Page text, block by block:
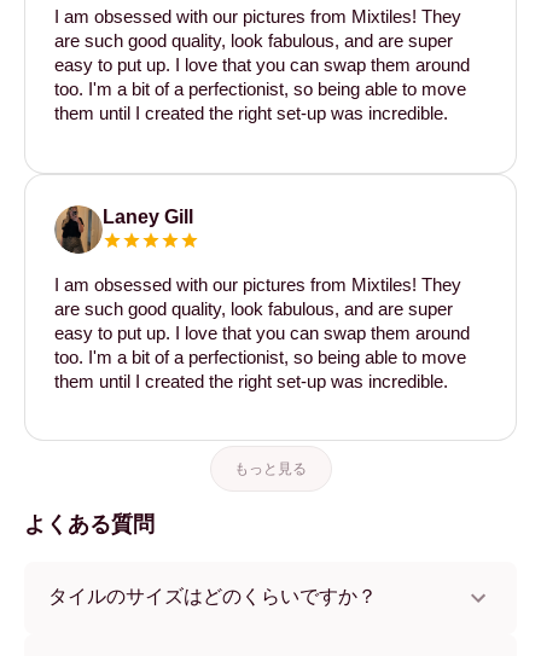
I am obsessed with our pictures from Mixtiles! They
are such good quality, look fabulous, and are super
easy to put up. I love that you can swap them around
too. I'm a bit of a perfectionist, so being able to move
them until I created the right set-up was incredible.
Laney Gill
I am obsessed with our pictures from Mixtiles! They
are such good quality, look fabulous, and are super
easy to put up. I love that you can swap them around
too. I'm a bit of a perfectionist, so being able to move
them until I created the right set-up was incredible.
もっと見る
よくある質問
タイルのサイズはどのくらいですか？